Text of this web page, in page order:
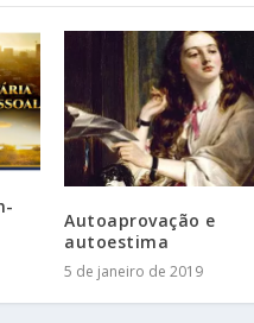
Autoaprovação e
autoestima
5 de janeiro de 2019